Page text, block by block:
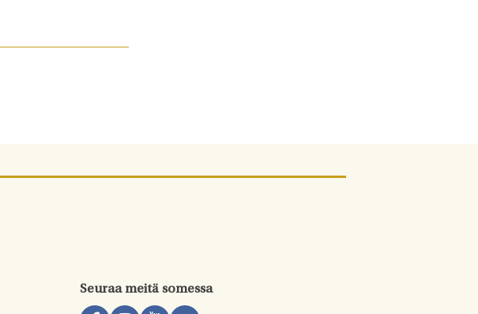
Seuraa meitä somessa